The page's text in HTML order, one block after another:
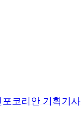
포코리안 기획기사